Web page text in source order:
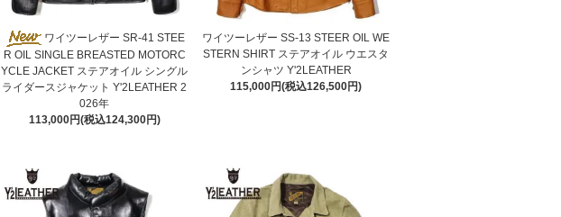
ワイツーレザー SR-41 STEE
R OIL SINGLE BREASTED MOTORC
YCLE JACKET ステアオイル シングル
ライダースジャケット Y'2LEATHER 2
026年
113,000円(税込124,300円)
ワイツーレザー SS-13 STEER OIL WE
STERN SHIRT ステアオイル ウエスタ
ンシャツ Y'2LEATHER
115,000円(税込126,500円)